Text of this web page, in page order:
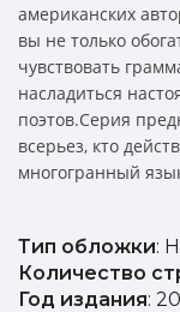
американских
вы не только
чувствовать
насладиться
поэтов.Серия
всерьез, кто
многогранный
Тип обложки:
Количество
Год издания: